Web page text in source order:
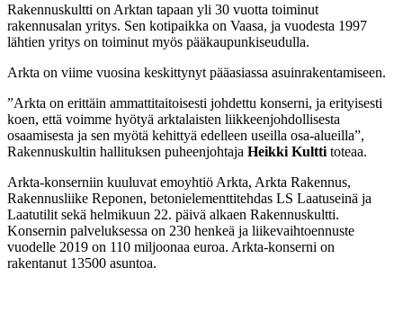
Rakennuskultti on Arktan tapaan yli 30 vuotta toiminut
rakennusalan yritys. Sen kotipaikka on Vaasa, ja vuodesta 1997
lähtien yritys on toiminut myös pääkaupunkiseudulla.
Arkta on viime vuosina keskittynyt pääasiassa asuinrakentamiseen.
”Arkta on erittäin ammattitaitoisesti johdettu konserni, ja erityisesti
koen, että voimme hyötyä arktalaisten liikkeenjohdollisesta
osaamisesta ja sen myötä kehittyä edelleen useilla osa-alueilla”,
Rakennuskultin hallituksen puheenjohtaja Heikki Kultti toteaa.
Arkta-konserniin kuuluvat emoyhtiö Arkta, Arkta Rakennus,
Rakennusliike Reponen, betonielementtitehdas LS Laatuseinä ja
Laatutilit sekä helmikuun 22. päivä alkaen Rakennuskultti.
Konsernin palveluksessa on 230 henkeä ja liikevaihtoennuste
vuodelle 2019 on 110 miljoonaa euroa. Arkta-konserni on
rakentanut 13500 asuntoa.